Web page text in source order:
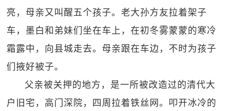
亮，母亲又叫醒五个孩子。老大孙方友拉着架子
车，墨白和弟妹们坐在车上，在初冬雾蒙蒙的寒冷
霜露中，向县城走去。母亲跟在车边，不时为孩子
们掖好被子。
父亲被关押的地方，是一所被改造过的清代大
户旧宅，高门深院，四周拉着铁丝网。叩开冰冷的